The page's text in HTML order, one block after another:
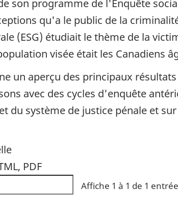
son programme de l'Enquête
qu'a le public de la
(ESG) étudiait le thème de la
visée était les Canadiens
un aperçu des principaux
avec des cycles d'enquête
du système de justice pénale et
PDF
Affiche 1 à 1 de 1